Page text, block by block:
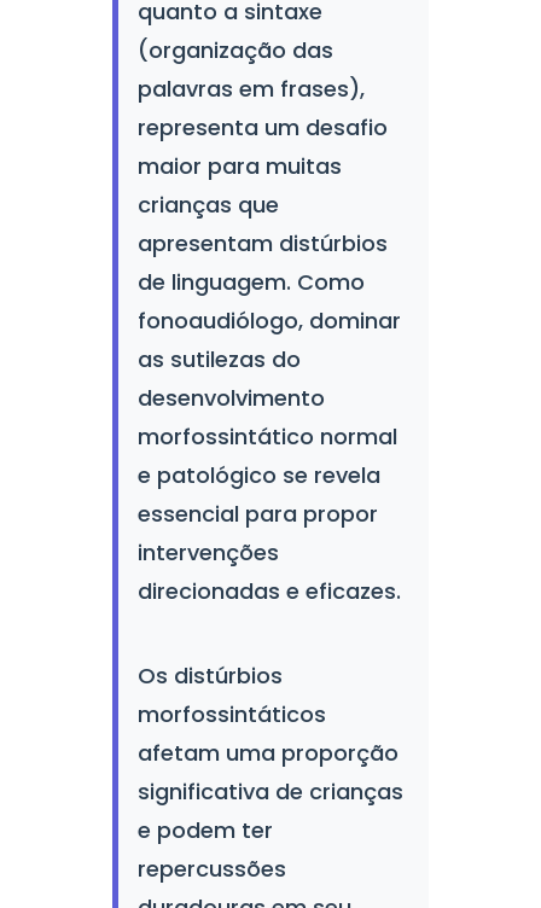
quanto a sintaxe
(organização das
palavras em frases),
representa um desafio
maior para muitas
crianças que
apresentam distúrbios
de linguagem. Como
fonoaudiólogo, dominar
as sutilezas do
desenvolvimento
morfossintático normal
e patológico se revela
essencial para propor
intervenções
direcionadas e eficazes.
Os distúrbios
morfossintáticos
afetam uma proporção
significativa de crianças
e podem ter
repercussões